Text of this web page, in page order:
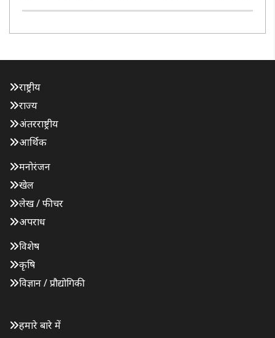
राष्ट्रीय
राज्य
अंतरराष्ट्रीय
आर्थिक
मनोरंजन
खेल
लेख / फीचर
अपराध
विशेष
कृषि
विज्ञान / प्रौद्योगिकी
हमारे बारे में